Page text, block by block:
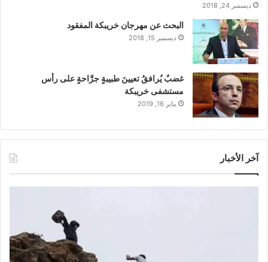
ديسمبر 24, 2018
البحث عن مهرجان خريبكة المفقود
ديسمبر 15, 2018
غضبٌ يُرافقُ تعيينَ طبيبةٍ جرَّاحةٍ على رأس
مستشفى خريبكة
يناير 16, 2019
آخر الأخبار